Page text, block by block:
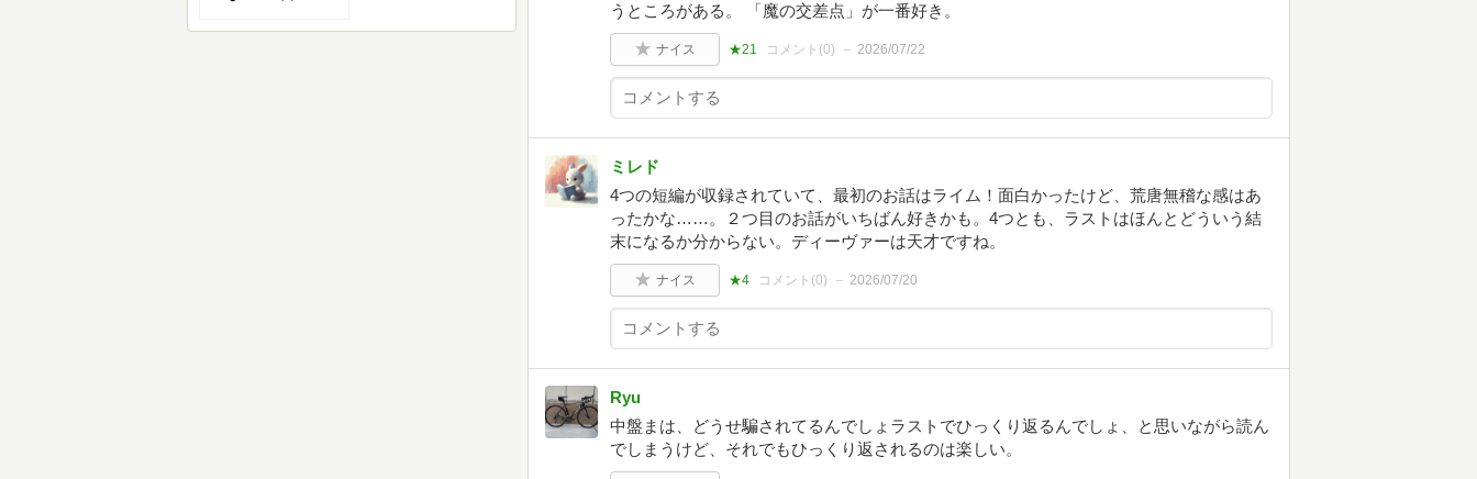
うところがある。 「魔の交差点」が一番好き。
ナイス ★21 コメント(0) 2026/07/22
ミレド
4つの短編が収録されていて、最初のお話はライム！面白かったけど、荒唐無稽な感はあ
ったかな……。２つ目のお話がいちばん好きかも。4つとも、ラストはほんとどういう結
末になるか分からない。ディーヴァーは天才ですね。
ナイス ★4 コメント(0) 2026/07/20
Ryu
中盤まは、どうせ騙されてるんでしょラストでひっくり返るんでしょ、と思いながら読ん
でしまうけど、それでもひっくり返されるのは楽しい。